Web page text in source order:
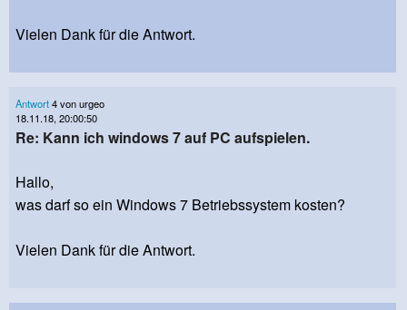
Vielen Dank für die Antwort.
Antwort4 von urgeo
18.11.18, 20:00:50
Re: Kann ich windows 7 auf PC aufspielen.
Hallo,
was darf so ein Windows 7 Betriebssystem kosten?
Vielen Dank für die Antwort.